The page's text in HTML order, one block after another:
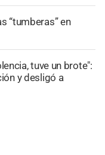
“tumberas” en
tuve un brote":
y desligó a